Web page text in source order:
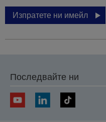
Изпратете ни имейл
Последвайте ни